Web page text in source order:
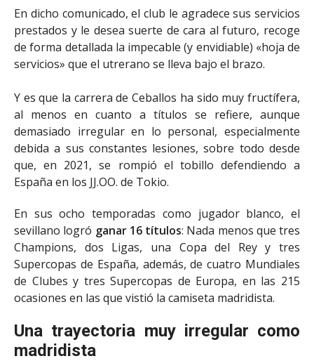
En dicho comunicado, el club le agradece sus servicios
prestados y le desea suerte de cara al futuro, recoge
de forma detallada la impecable (y envidiable) «hoja de
servicios» que el utrerano se lleva bajo el brazo.
Y es que la carrera de Ceballos ha sido muy fructífera,
al menos en cuanto a títulos se refiere, aunque
demasiado irregular en lo personal, especialmente
debida a sus constantes lesiones, sobre todo desde
que, en 2021, se rompió el tobillo defendiendo a
España en los JJ.OO. de Tokio.
En sus ocho temporadas como jugador blanco, el
sevillano logró ganar 16 títulos: Nada menos que tres
Champions, dos Ligas, una Copa del Rey y tres
Supercopas de España, además, de cuatro Mundiales
de Clubes y tres Supercopas de Europa, en las 215
ocasiones en las que vistió la camiseta madridista.
Una trayectoria muy irregular como
madridista